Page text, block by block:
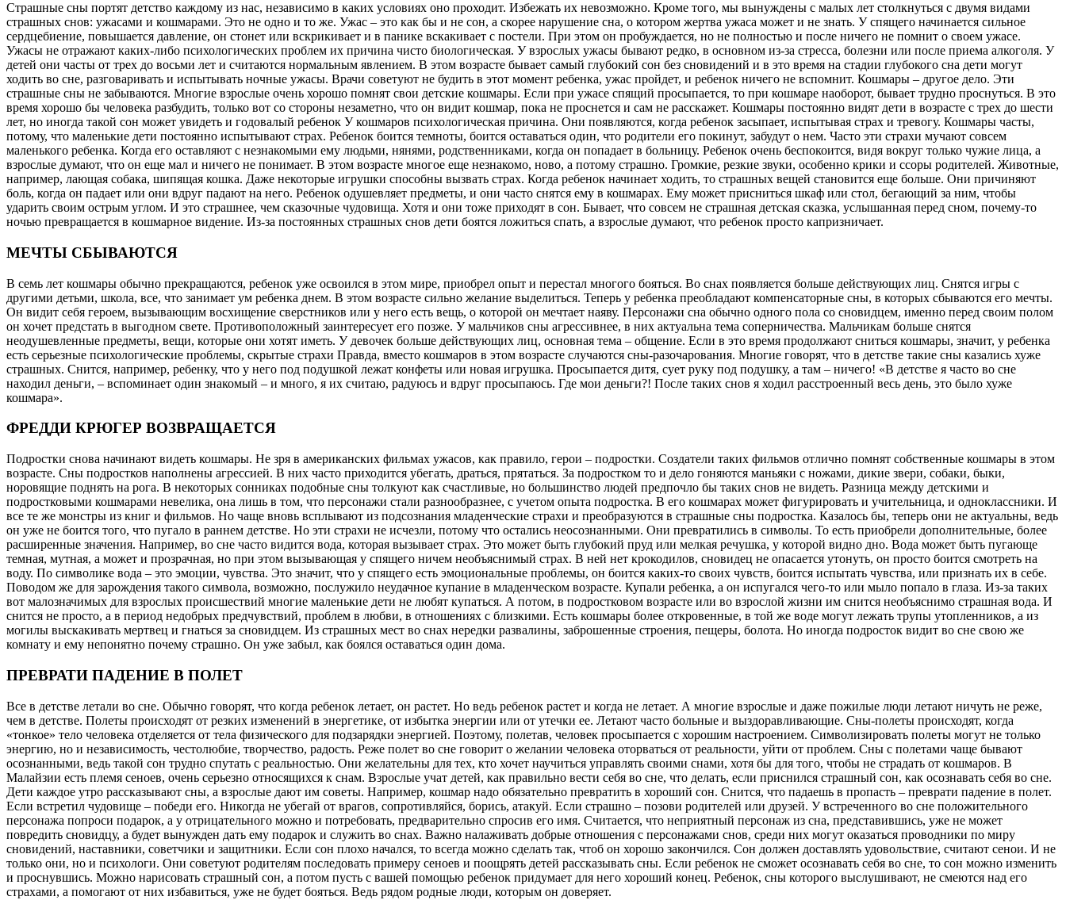
Страшные сны портят детство каждому из нас, независимо в каких условиях оно проходит. Избежать их невозможно. Кроме того, мы вынуждены с малых лет столкнуться с двумя видами
страшных снов: ужасами и кошмарами. Это не одно и то же. Ужас – это как бы и не сон, а скорее нарушение сна, о котором жертва ужаса может и не знать. У спящего начинается сильное
сердцебиение, повышается давление, он стонет или вскрикивает и в панике вскакивает с постели. При этом он пробуждается, но не полностью и после ничего не помнит о своем ужасе.
Ужасы не отражают каких-либо психологических проблем их причина чисто биологическая. У взрослых ужасы бывают редко, в основном из-за стресса, болезни или после приема алкоголя. У
детей они часты от трех до восьми лет и считаются нормальным явлением. В этом возрасте бывает самый глубокий сон без сновидений и в это время на стадии глубокого сна дети могут
ходить во сне, разговаривать и испытывать ночные ужасы. Врачи советуют не будить в этот момент ребенка, ужас пройдет, и ребенок ничего не вспомнит. Кошмары – другое дело. Эти
страшные сны не забываются. Многие взрослые очень хорошо помнят свои детские кошмары. Если при ужасе спящий просыпается, то при кошмаре наоборот, бывает трудно проснуться. В это
время хорошо бы человека разбудить, только вот со стороны незаметно, что он видит кошмар, пока не проснется и сам не расскажет. Кошмары постоянно видят дети в возрасте с трех до шести
лет, но иногда такой сон может увидеть и годовалый ребенок У кошмаров психологическая причина. Они появляются, когда ребенок засыпает, испытывая страх и тревогу. Кошмары часты,
потому, что маленькие дети постоянно испытывают страх. Ребенок боится темноты, боится оставаться один, что родители его покинут, забудут о нем. Часто эти страхи мучают совсем
маленького ребенка. Когда его оставляют с незнакомыми ему людьми, нянями, родственниками, когда он попадает в больницу. Ребенок очень беспокоится, видя вокруг только чужие лица, а
взрослые думают, что он еще мал и ничего не понимает. В этом возрасте многое еще незнакомо, ново, а потому страшно. Громкие, резкие звуки, особенно крики и ссоры родителей. Животные,
например, лающая собака, шипящая кошка. Даже некоторые игрушки способны вызвать страх. Когда ребенок начинает ходить, то страшных вещей становится еще больше. Они причиняют
боль, когда он падает или они вдруг падают на него. Ребенок одушевляет предметы, и они часто снятся ему в кошмарах. Ему может присниться шкаф или стол, бегающий за ним, чтобы
ударить своим острым углом. И это страшнее, чем сказочные чудовища. Хотя и они тоже приходят в сон. Бывает, что совсем не страшная детская сказка, услышанная перед сном, почему-то
ночью превращается в кошмарное видение. Из-за постоянных страшных снов дети боятся ложиться спать, а взрослые думают, что ребенок просто капризничает.
МЕЧТЫ СБЫВАЮТСЯ
В семь лет кошмары обычно прекращаются, ребенок уже освоился в этом мире, приобрел опыт и перестал многого бояться. Во снах появляется больше действующих лиц. Снятся игры с
другими детьми, школа, все, что занимает ум ребенка днем. В этом возрасте сильно желание выделиться. Теперь у ребенка преобладают компенсаторные сны, в которых сбываются его мечты.
Он видит себя героем, вызывающим восхищение сверстников или у него есть вещь, о которой он мечтает наяву. Персонажи сна обычно одного пола со сновидцем, именно перед своим полом
он хочет предстать в выгодном свете. Противоположный заинтересует его позже. У мальчиков сны агрессивнее, в них актуальна тема соперничества. Мальчикам больше снятся
неодушевленные предметы, вещи, которые они хотят иметь. У девочек больше действующих лиц, основная тема – общение. Если в это время продолжают сниться кошмары, значит, у ребенка
есть серьезные психологические проблемы, скрытые страхи Правда, вместо кошмаров в этом возрасте случаются сны-разочарования. Многие говорят, что в детстве такие сны казались хуже
страшных. Снится, например, ребенку, что у него под подушкой лежат конфеты или новая игрушка. Просыпается дитя, сует руку под подушку, а там – ничего! «В детстве я часто во сне
находил деньги, – вспоминает один знакомый – и много, я их считаю, радуюсь и вдруг просыпаюсь. Где мои деньги?! После таких снов я ходил расстроенный весь день, это было хуже
кошмара».
ФРЕДДИ КРЮГЕР ВОЗВРАЩАЕТСЯ
Подростки снова начинают видеть кошмары. Не зря в американских фильмах ужасов, как правило, герои – подростки. Создатели таких фильмов отлично помнят собственные кошмары в этом
возрасте. Сны подростков наполнены агрессией. В них часто приходится убегать, драться, прятаться. За подростком то и дело гоняются маньяки с ножами, дикие звери, собаки, быки,
норовящие поднять на рога. В некоторых сонниках подобные сны толкуют как счастливые, но большинство людей предпочло бы таких снов не видеть. Разница между детскими и
подростковыми кошмарами невелика, она лишь в том, что персонажи стали разнообразнее, с учетом опыта подростка. В его кошмарах может фигурировать и учительница, и одноклассники. И
все те же монстры из книг и фильмов. Но чаще вновь всплывают из подсознания младенческие страхи и преобразуются в страшные сны подростка. Казалось бы, теперь они не актуальны, ведь
он уже не боится того, что пугало в раннем детстве. Но эти страхи не исчезли, потому что остались неосознанными. Они превратились в символы. То есть приобрели дополнительные, более
расширенные значения. Например, во сне часто видится вода, которая вызывает страх. Это может быть глубокий пруд или мелкая речушка, у которой видно дно. Вода может быть пугающе
темная, мутная, а может и прозрачная, но при этом вызывающая у спящего ничем необъяснимый страх. В ней нет крокодилов, сновидец не опасается утонуть, он просто боится смотреть на
воду. По символике вода – это эмоции, чувства. Это значит, что у спящего есть эмоциональные проблемы, он боится каких-то своих чувств, боится испытать чувства, или признать их в себе.
Поводом же для зарождения такого символа, возможно, послужило неудачное купание в младенческом возрасте. Купали ребенка, а он испугался чего-то или мыло попало в глаза. Из-за таких
вот малозначимых для взрослых происшествий многие маленькие дети не любят купаться. А потом, в подростковом возрасте или во взрослой жизни им снится необъяснимо страшная вода. И
снится не просто, а в период недобрых предчувствий, проблем в любви, в отношениях с близкими. Есть кошмары более откровенные, в той же воде могут лежать трупы утопленников, а из
могилы выскакивать мертвец и гнаться за сновидцем. Из страшных мест во снах нередки развалины, заброшенные строения, пещеры, болота. Но иногда подросток видит во сне свою же
комнату и ему непонятно почему страшно. Он уже забыл, как боялся оставаться один дома.
ПРЕВРАТИ ПАДЕНИЕ В ПОЛЕТ
Все в детстве летали во сне. Обычно говорят, что когда ребенок летает, он растет. Но ведь ребенок растет и когда не летает. А многие взрослые и даже пожилые люди летают ничуть не реже,
чем в детстве. Полеты происходят от резких изменений в энергетике, от избытка энергии или от утечки ее. Летают часто больные и выздоравливающие. Сны-полеты происходят, когда
«тонкое» тело человека отделяется от тела физического для подзарядки энергией. Поэтому, полетав, человек просыпается с хорошим настроением. Символизировать полеты могут не только
энергию, но и независимость, честолюбие, творчество, радость. Реже полет во сне говорит о желании человека оторваться от реальности, уйти от проблем. Сны с полетами чаще бывают
осознанными, ведь такой сон трудно спутать с реальностью. Они желательны для тех, кто хочет научиться управлять своими снами, хотя бы для того, чтобы не страдать от кошмаров. В
Малайзии есть племя сеноев, очень серьезно относящихся к снам. Взрослые учат детей, как правильно вести себя во сне, что делать, если приснился страшный сон, как осознавать себя во сне.
Дети каждое утро рассказывают сны, а взрослые дают им советы. Например, кошмар надо обязательно превратить в хороший сон. Снится, что падаешь в пропасть – преврати падение в полет.
Если встретил чудовище – победи его. Никогда не убегай от врагов, сопротивляйся, борись, атакуй. Если страшно – позови родителей или друзей. У встреченного во сне положительного
персонажа попроси подарок, а у отрицательного можно и потребовать, предварительно спросив его имя. Считается, что неприятный персонаж из сна, представившись, уже не может
повредить сновидцу, а будет вынужден дать ему подарок и служить во снах. Важно налаживать добрые отношения с персонажами снов, среди них могут оказаться проводники по миру
сновидений, наставники, советчики и защитники. Если сон плохо начался, то всегда можно сделать так, чтоб он хорошо закончился. Сон должен доставлять удовольствие, считают сенои. И не
только они, но и психологи. Они советуют родителям последовать примеру сеноев и поощрять детей рассказывать сны. Если ребенок не сможет осознавать себя во сне, то сон можно изменить
и проснувшись. Можно нарисовать страшный сон, а потом пусть с вашей помощью ребенок придумает для него хороший конец. Ребенок, сны которого выслушивают, не смеются над его
страхами, а помогают от них избавиться, уже не будет бояться. Ведь рядом родные люди, которым он доверяет.